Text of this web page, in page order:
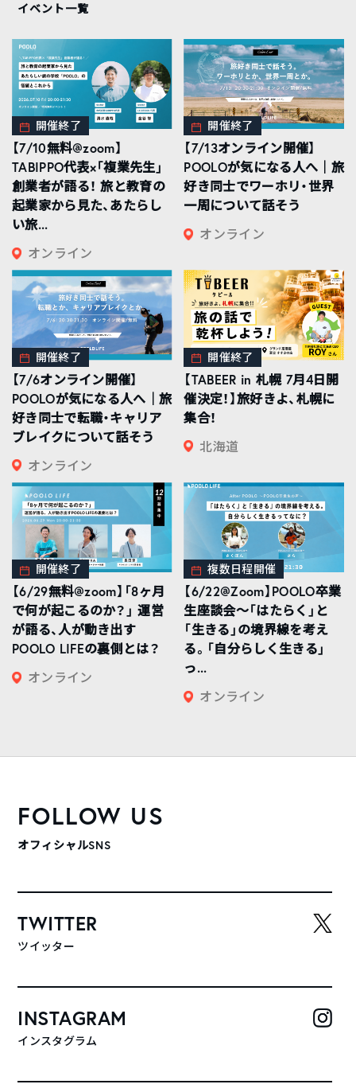
イベント一覧
開催終了
【7/10無料@zoom】
TABIPPO代表×「複業先生」
創業者が語る！ 旅と教育の
起業家から見た、あたらし
い旅...
オンライン
開催終了
【7/13オンライン開催】
POOLOが気になる人へ｜旅
好き同士でワーホリ・世界
一周について話そう
オンライン
開催終了
【7/6オンライン開催】
POOLOが気になる人へ｜旅
好き同士で転職・キャリア
ブレイクについて話そう
オンライン
開催終了
【TABEER in 札幌 7月4日開
催決定！】旅好きよ、札幌に
集合！
北海道
開催終了
【6/29無料@zoom】「8ヶ月
で何が起こるのか？」 運営
が語る、人が動き出す
POOLO LIFEの裏側とは？
オンライン
複数日程開催
【6/22@Zoom】POOLO卒業
生座談会〜「はたらく」と
「生きる」の境界線を考え
る。「自分らしく生きる」
っ...
オンライン
FOLLOW US
オフィシャルSNS
TWITTER
ツイッター
INSTAGRAM
インスタグラム